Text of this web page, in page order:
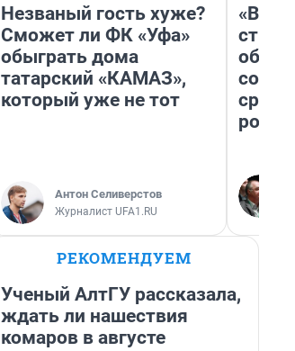
Незваный гость хуже?
Сможет ли ФК «Уфа»
обыграть дома
татарский «КАМАЗ»,
который уже не тот
Антон Селиверстов
Журналист UFA1.RU
«В
РЕКОМЕНДУЕМ
Ученый АлтГУ рассказала,
ждать ли нашествия
комаров в августе